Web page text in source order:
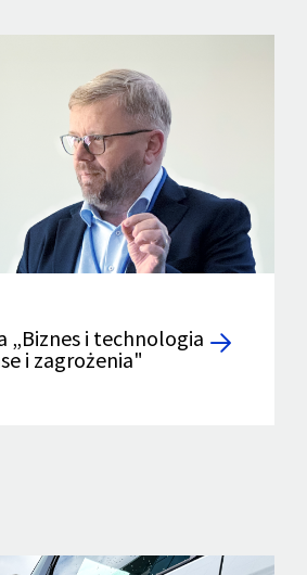
„Biznes i technologia
i zagrożenia"